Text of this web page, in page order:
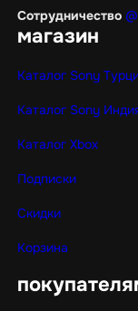
Сотрудничество
магазин
Каталог Sony
Каталог Sony
Каталог Xbox
Подписки
Скидки
Корзина